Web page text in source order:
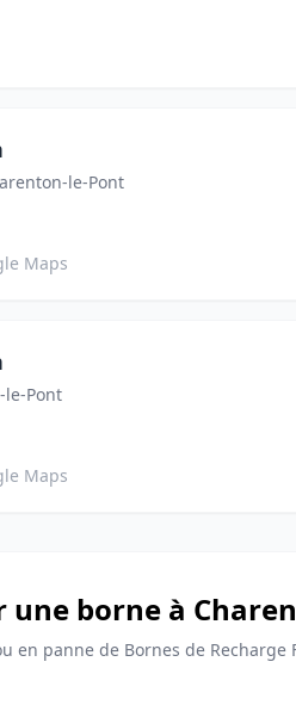
le-Pont
Maps
le-Pont
Maps
une borne à
en panne de Bornes de Recharge